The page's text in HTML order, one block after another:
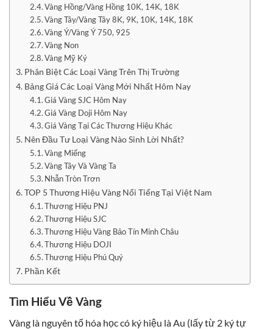
Vàng Hồng/Vàng Hồng 10K, 14K, 18K
Vàng Tây/Vàng Tây 8K, 9K, 10K, 14K, 18K
Vàng Ý/Vàng Ý 750, 925
Vàng Non
Vàng Mỹ Ký
Phân Biệt Các Loại Vàng Trên Thị Trường
Bảng Giá Các Loại Vàng Mới Nhất Hôm Nay
Giá Vàng SJC Hôm Nay
Giá Vàng Doji Hôm Nay
Giá Vàng Tại Các Thương Hiệu Khác
Nên Đầu Tư Loại Vàng Nào Sinh Lời Nhất?
Vàng Miếng
Vàng Tây Và Vàng Ta
Nhẫn Tròn Trơn
TOP 5 Thương Hiệu Vàng Nổi Tiếng Tại Việt Nam
Thương Hiệu PNJ
Thương Hiệu SJC
Thương Hiệu Vàng Bảo Tín Minh Châu
Thương Hiệu DOJI
Thương Hiệu Phú Quý
Phần Kết
Tìm Hiểu Về Vàng
Vàng là nguyên tố hóa học có ký hiệu là Au (lấy từ 2 ký tự